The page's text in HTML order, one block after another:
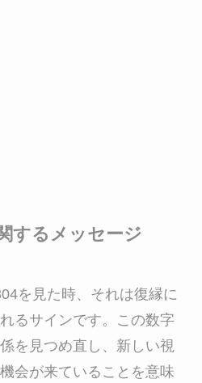
するメッセージ
を見た時、それは復縁に
るサインです。この数字
を見つめ直し、新しい視
会が来ていることを意味